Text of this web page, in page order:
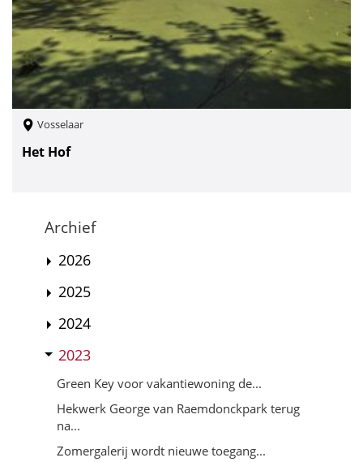
Vosselaar
Het Hof
Archief
2026
2025
2024
2023
Green Key voor vakantiewoning de...
Hekwerk George van Raemdonckpark terug
na...
Zomergalerij wordt nieuwe toegang...